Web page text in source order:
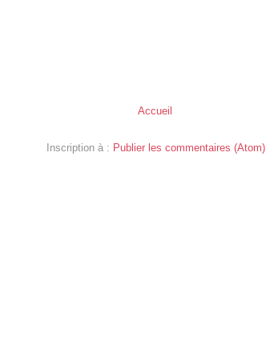
Accueil
Inscription à : Publier les commentaires (Atom)